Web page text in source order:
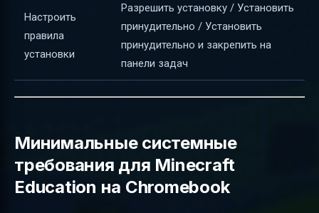
Настроить
правила
установки
Разрешить установку / Установить
принудительно / Установить
принудительно и закрепить на
панели задач
Минимальные системные
требования для Minecraft
Education на Chromebook